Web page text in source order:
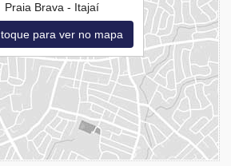
Praia Brava - Itajaí
toque para ver no mapa